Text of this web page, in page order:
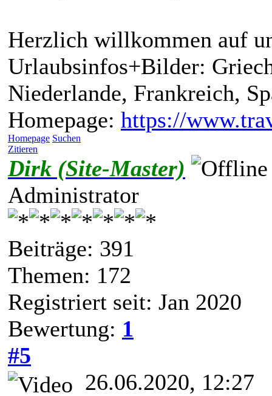
Herzlich willkommen auf
Urlaubsinfos+Bilder:
Niederlande, Frankreich,
Homepage: https://
Homepage Suchen
Zitieren
Dirk (Site-Master)
Administrator
Beiträge: 391
Themen: 172
Registriert seit: Jan 2020
Bewertung: 1
#5
26.06.2020, 12:27